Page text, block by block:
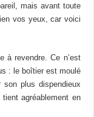
mais avant toute
vos yeux, car voici
à revendre. Ce n’est
: le boîtier est moulé
son plus dispendieux
agréablement en